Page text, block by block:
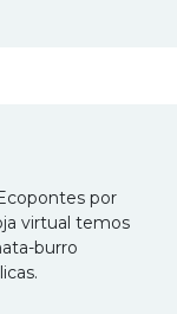
por
virtual temos
burro